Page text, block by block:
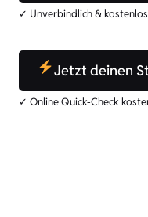
✓ Unverbindlich & kostenlos
Jetzt deinen
✓ Online Quick-Check